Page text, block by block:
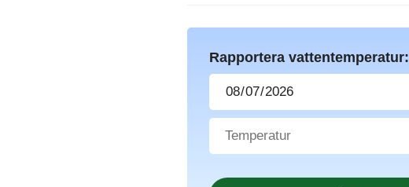
Rapportera vattentemperatur: